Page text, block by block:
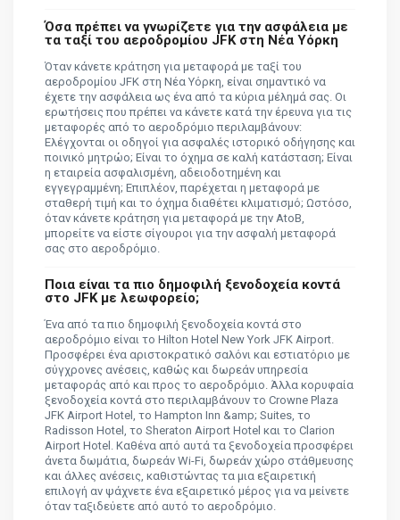
Όσα πρέπει να γνωρίζετε για την ασφάλεια με
τα ταξί του αεροδρομίου JFK στη Νέα Υόρκη
Όταν κάνετε κράτηση για μεταφορά με ταξί του
αεροδρομίου JFK στη Νέα Υόρκη, είναι σημαντικό να
έχετε την ασφάλεια ως ένα από τα κύρια μέλημά σας. Οι
ερωτήσεις που πρέπει να κάνετε κατά την έρευνα για τις
μεταφορές από το αεροδρόμιο περιλαμβάνουν:
Ελέγχονται οι οδηγοί για ασφαλές ιστορικό οδήγησης και
ποινικό μητρώο; Είναι το όχημα σε καλή κατάσταση; Είναι
η εταιρεία ασφαλισμένη, αδειοδοτημένη και
εγγεγραμμένη; Επιπλέον, παρέχεται η μεταφορά με
σταθερή τιμή και το όχημα διαθέτει κλιματισμό; Ωστόσο,
όταν κάνετε κράτηση για μεταφορά με την AtoB,
μπορείτε να είστε σίγουροι για την ασφαλή μεταφορά
σας στο αεροδρόμιο.
Ποια είναι τα πιο δημοφιλή ξενοδοχεία κοντά
στο JFK με λεωφορείο;
Ένα από τα πιο δημοφιλή ξενοδοχεία κοντά στο
αεροδρόμιο είναι το Hilton Hotel New York JFK Airport.
Προσφέρει ένα αριστοκρατικό σαλόνι και εστιατόριο με
σύγχρονες ανέσεις, καθώς και δωρεάν υπηρεσία
μεταφοράς από και προς το αεροδρόμιο. Άλλα κορυφαία
ξενοδοχεία κοντά στο περιλαμβάνουν το Crowne Plaza
JFK Airport Hotel, το Hampton Inn &amp; Suites, το
Radisson Hotel, το Sheraton Airport Hotel και το Clarion
Airport Hotel. Καθένα από αυτά τα ξενοδοχεία προσφέρει
άνετα δωμάτια, δωρεάν Wi-Fi, δωρεάν χώρο στάθμευσης
και άλλες ανέσεις, καθιστώντας τα μια εξαιρετική
επιλογή αν ψάχνετε ένα εξαιρετικό μέρος για να μείνετε
όταν ταξιδεύετε από αυτό το αεροδρόμιο.